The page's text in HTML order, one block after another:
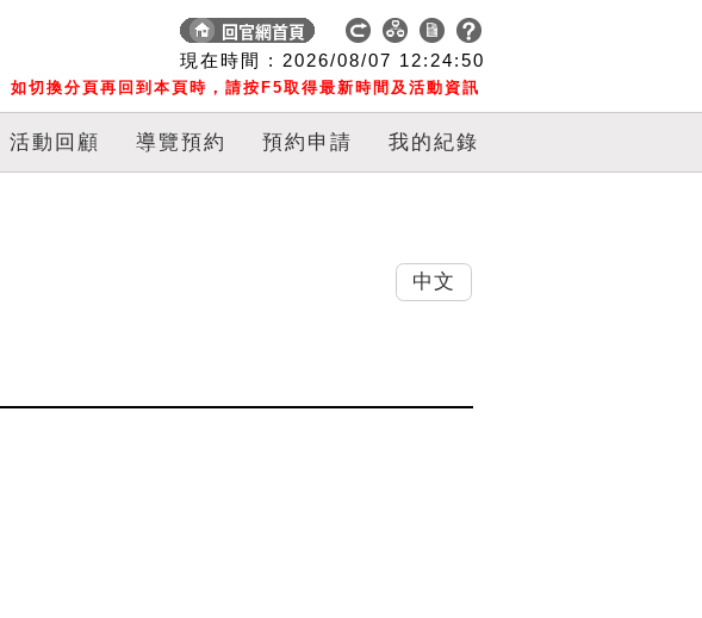
現在時間 : 2026/08/07 12:24:50
如切換分頁再回到本頁時，請按F5取得最新時間及活動資訊
活動回顧 導覽預約 預約申請 我的紀錄